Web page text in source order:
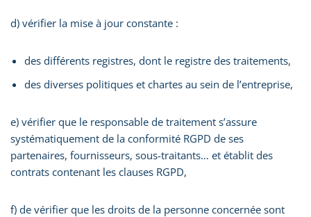
d) vérifier la mise à jour constante :
des différents registres, dont le registre des traitements,
des diverses politiques et chartes au sein de l’entreprise,
e) vérifier que le responsable de traitement s’assure
systématiquement de la conformité RGPD de ses
partenaires, fournisseurs, sous-traitants… et établit des
contrats contenant les clauses RGPD,
f) de vérifier que les droits de la personne concernée sont